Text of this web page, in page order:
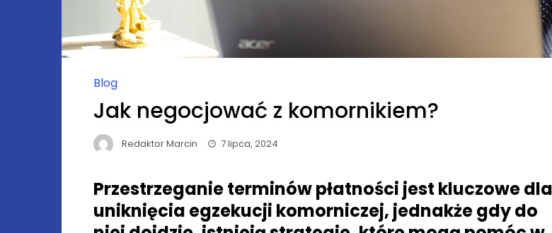
Blog
Jak negocjować z komornikiem?
Redaktor Marcin 7 lipca, 2024
Przestrzeganie terminów płatności jest kluczowe dla
uniknięcia egzekucji komorniczej, jednakże gdy do